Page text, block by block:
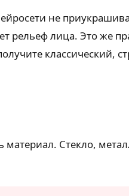
не
рельеф лица. Это же
классический,
Стекло,